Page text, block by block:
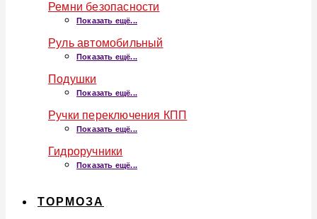
Ремни безопасности
Показать ещё...
Руль автомобильный
Показать ещё...
Подушки
Показать ещё...
Ручки переключения КПП
Показать ещё...
Гидроручники
Показать ещё...
ТОРМОЗА